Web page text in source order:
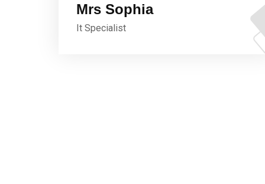
Mrs Sophia
It Specialist